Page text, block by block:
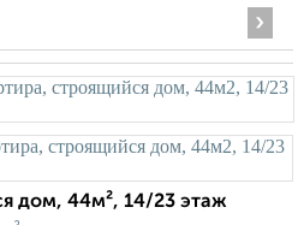
›
дом, 44м², 14/23 этаж